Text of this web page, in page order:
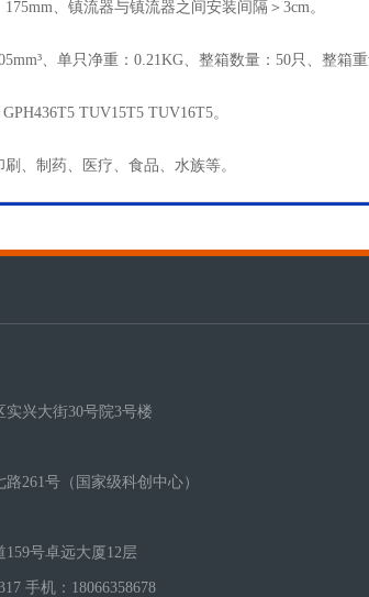
、镇流器与镇流器之间安装间隔＞3cm。
、单只净重：0.21KG、整箱数量：50只、整箱重
TUV15T5 TUV16T5。
、制药、医疗、食品、水族等。
兴大街30号院3号楼
261号（国家级科创中心）
号卓远大厦12层
手机：18066358678